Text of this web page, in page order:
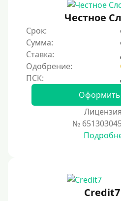
Без посещения офиса
В офисе
В ломбарде
Роботы займов
Онлайн на карту в Telegram
Без списания денег с карты
Денежным переводом
На электронный кошелек
Без привязки карты
Честное
Срок:
Сумма:
Ставка:
Одобрение:
Оформить
№
Credit7